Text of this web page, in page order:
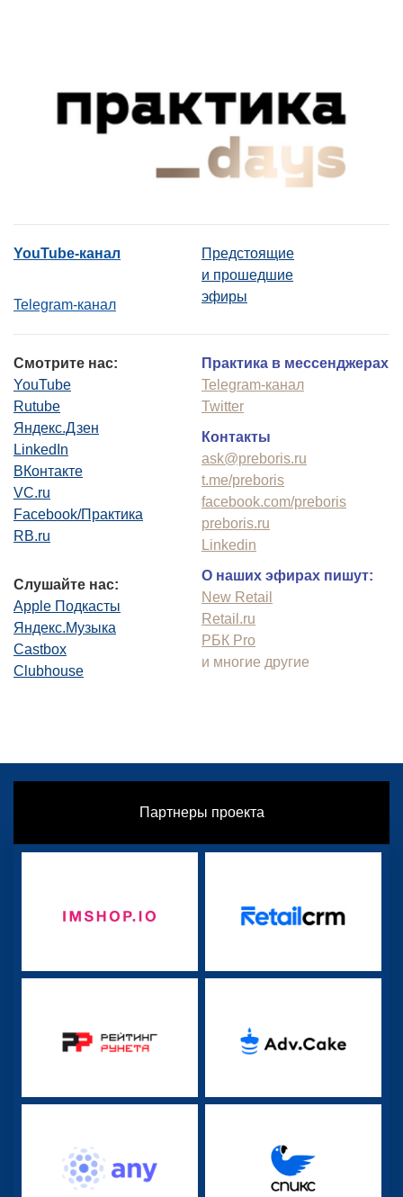
YouTube-канал
Telegram-канал
Предстоящие
и прошедшие
эфиры
Смотрите нас:
YouTube
Rutube
Яндекс.Дзен
LinkedIn
ВКонтакте
VC.ru
Facebook/Практика
RB.ru
Слушайте нас:
Apple Подкасты
Яндекс.Музыка
Castbox
Clubhouse
Практика в мессенджерах
Telegram-канал
Twitter
Контакты
ask@preboris.ru
t.me/preboris
facebook.com/preboris
preboris.ru
Linkedin
О наших эфирах пишут:
New Retail
Retail.ru
РБК Pro
и многие другие
Партнеры проекта